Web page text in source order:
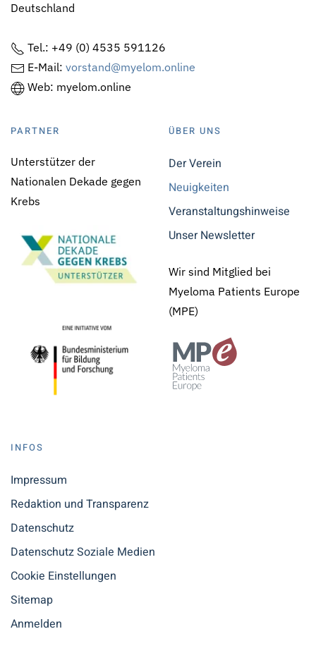
Deutschland
Tel.: +49 (0) 4535 591126
E-Mail: vorstand@myelom.online
Web: myelom.online
PARTNER
Unterstützer der
Nationalen Dekade gegen
Krebs
ÜBER UNS
Der Verein
Neuigkeiten
Veranstaltungshinweise
Unser Newsletter
Wir sind Mitglied bei
Myeloma Patients Europe
(MPE)
INFOS
Impressum
Redaktion und Transparenz
Datenschutz
Datenschutz Soziale Medien
Cookie Einstellungen
Sitemap
Anmelden